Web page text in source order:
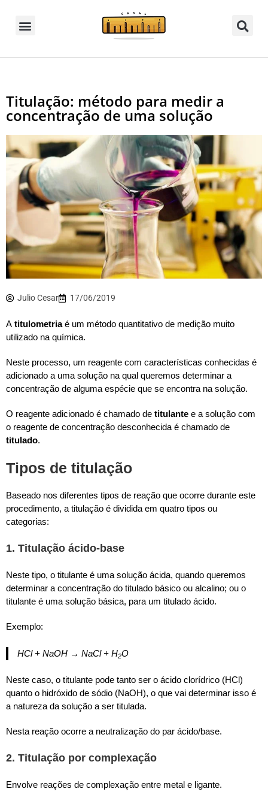
Titulação: método para medir a
concentração de uma solução
Julio Cesar 17/06/2019
A titulometriaé um método quantitativo de medição muito
utilizado na química.
Neste processo, um reagente com características conhecidas é
adicionado a uma solução na qual queremos determinar a
concentração de alguma espécie que se encontra na solução.
O reagente adicionado é chamado de titulante e a solução com
o reagente de concentração desconhecida é chamado de
titulado.
Tipos de titulação
Baseado nos diferentes tipos de reação que ocorre durante este
procedimento, a titulação é dividida em quatro tipos ou
categorias:
1. Titulação ácido-base
Neste tipo, o titulante é uma solução ácida, quando queremos
determinar a concentração do titulado básico ou alcalino; ou o
titulante é uma solução básica, para um titulado ácido.
Exemplo:
HCl + NaOH → NaCl + H2O
Neste caso, o titulante pode tanto ser o ácido clorídrico (HCl)
quanto o hidróxido de sódio (NaOH), o que vai determinar isso é
a natureza da solução a ser titulada.
Nesta reação ocorre a neutralização do par ácido/base.
2. Titulação por complexação
Envolve reações de complexação entre metal e ligante.